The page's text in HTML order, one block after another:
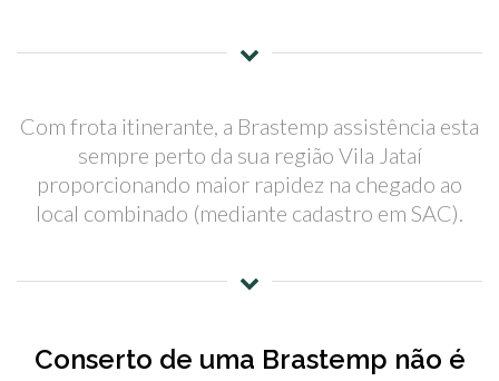
Com frota itinerante, a Brastemp assistência esta
sempre perto da sua região Vila Jataí
proporcionando maior rapidez na chegado ao
local combinado (mediante cadastro em SAC).
Conserto de uma Brastemp não é